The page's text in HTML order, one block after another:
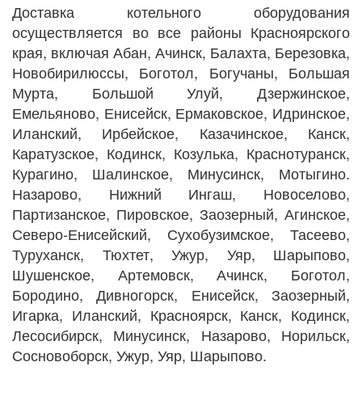
Доставка котельного оборудования
осуществляется во все районы Красноярского
края, включая Абан, Ачинск, Балахта, Березовка,
Новобирилюссы, Боготол, Богучаны, Большая
Мурта, Большой Улуй, Дзержинское,
Емельяново, Енисейск, Ермаковское, Идринское,
Иланский, Ирбейское, Казачинское, Канск,
Каратузское, Кодинск, Козулька, Краснотуранск,
Курагино, Шалинское, Минусинск, Мотыгино.
Назарово, Нижний Ингаш, Новоселово,
Партизанское, Пировское, Заозерный, Агинское,
Северо-Енисейский, Сухобузимское, Тасеево,
Туруханск, Тюхтет, Ужур, Уяр, Шарыпово,
Шушенское, Артемовск, Ачинск, Боготол,
Бородино, Дивногорск, Енисейск, Заозерный,
Игарка, Иланский, Красноярск, Канск, Кодинск,
Лесосибирск, Минусинск, Назарово, Норильск,
Сосновоборск, Ужур, Уяр, Шарыпово.